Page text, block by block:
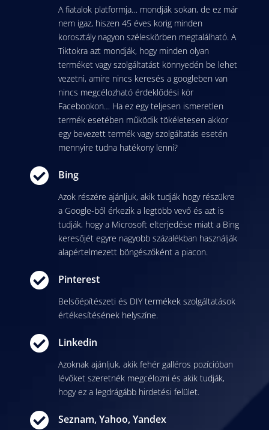
A fiatalok platformja… mondják sokan, de ez már
nem igaz, hiszen 45 éves korig minden
korosztály nagyon széleskörben megtalálható. A
Tiktokra azt mondják, hogy minden olyan
terméket vagy szolgáltatást könnyedén be lehet
vezetni, amire nincs keresés a googleben van
nincs megcélozható érdeklődési kör
Facebookon… Ha ez egy teljesen ismeretlen
termék esetében működik tökéletesen akkor
egy bevezett termék vagy szolgáltatás esetén
mennyire tudna hatékony lenni?
 Bing
Azok részére ajánljuk, akik tudják hogy részükre
a Google-ből érkezik a legtöbb vevő és azt is
tudják, hogy a Microsoft elterjedése miatt a Bing
keresőjét egyre nagyobb százalékban használják
alapértelmezett böngészőként a piacon.
 Pinterest
Belsőépítészeti és DIY termékek szolgáltatások
értékesítésének helyszíne.
 Linkedin
Azoknak ajánljuk, akik fehér galléros pozícióban
lévőket szeretnék megcélozni és akik tudják,
hogy ez a legdrágább hirdetési felület.
 Seznam, Yahoo, Yandex